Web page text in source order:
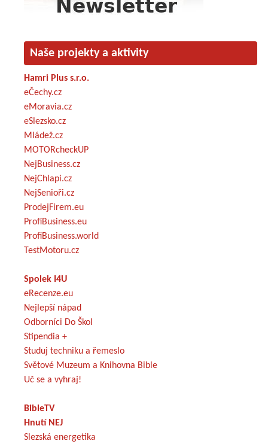
Naše projekty a aktivity
Hamri Plus s.r.o.
eČechy.cz
eMoravia.cz
eSlezsko.cz
Mládež.cz
MOTORcheckUP
NejBusiness.cz
NejChlapi.cz
NejSenioři.cz
ProdejFirem.eu
ProfiBusiness.eu
ProfiBusiness.world
TestMotoru.cz
Spolek I4U
eRecenze.eu
Nejlepší nápad
Odborníci Do Škol
Stipendia +
Studuj techniku a řemeslo
Světové Muzeum a Knihovna Bible
Uč se a vyhraj!
BibleTV
Hnutí NEJ
Slezská energetika